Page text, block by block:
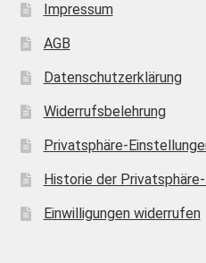
Impressum
AGB
Datenschutzerklärung
Widerrufsbelehrung
Privatsphäre-
Historie der
Einwilligungen widerrufen